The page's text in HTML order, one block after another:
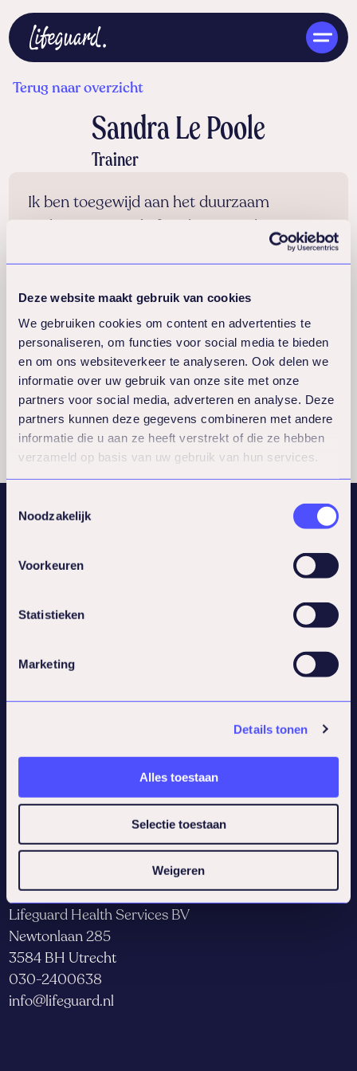
Deze website maakt gebruik van cookies
We gebruiken cookies om content en advertenties te
personaliseren, om functies voor social media te bieden
en om ons websiteverkeer te analyseren. Ook delen we
informatie over uw gebruik van onze site met onze
partners voor social media, adverteren en analyse. Deze
partners kunnen deze gegevens combineren met andere
informatie die u aan ze heeft verstrekt of die ze hebben
verzameld op basis van uw gebruik van hun services.
Noodzakelijk
Voorkeuren
Statistieken
Marketing
Details tonen
Alles toestaan
Selectie toestaan
Weigeren
Terug naar overzicht
Sandra Le Poole
Trainer
Ik ben toegewijd aan het duurzaam
emotionele en spirituele energie van zowel
omgeving te creëren waarin leiderschap
het goede voorbeeld geeft en waar
duurzame prestaties op alle niveaus
haalbaar zijn.
Mijn academische achtergrond omvat een
diploma in fysiotherapie, een master NLP
en een certificering als counselor en
systemisch coach.
omschrijf ik mezelf als reflectief,
persoonlijke groei en ontwikkeling, zowel
Lees verder
Cases
Service
Contact
Lifeguard Health Services BV
Newtonlaan 285
3584 BH Utrecht
030-2400638
info@lifeguard.nl